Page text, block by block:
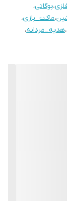
،بوگاتی،
،ماکت_بازی،
،هدیه_مردانه،